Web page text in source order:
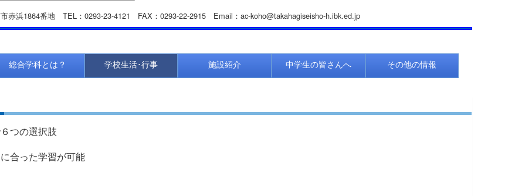
赤浜1864番地 TEL：0293-23-4121 FAX：0293-22-2915 Email ：ac-koho@takahagiseisho-h.ibk.ed.jp
総合学科とは？ 学校生活･行事 施設紹介 中学生の皆さんへ その他の情報
つの選択肢
合った学習が可能